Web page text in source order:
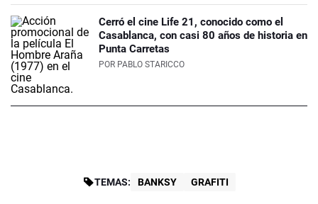
Cerró el cine Life 21, conocido como el
Casablanca, con casi 80 años de historia en
Punta Carretas
POR PABLO STARICCO
TEMAS: BANKSY GRAFITI